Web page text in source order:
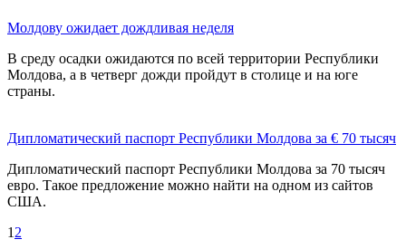
Молдову ожидает дождливая неделя
В среду осадки ожидаются по всей территории Республики
Молдова, а в четверг дожди пройдут в столице и на юге
страны.
Дипломатический паспорт Республики Молдова за € 70 тысяч
Дипломатический паспорт Республики Молдова за 70 тысяч
евро. Такое предложение можно найти на одном из сайтов
США.
1 2